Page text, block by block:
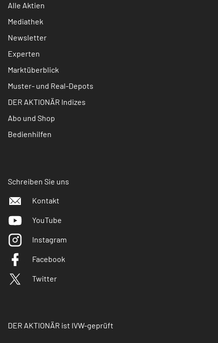
Alle Aktien
Mediathek
Newsletter
Experten
Marktüberblick
Muster- und Real-Depots
DER AKTIONÄR Indizes
Abo und Shop
Bedienhilfen
Schreiben Sie uns
Kontakt
YouTube
Instagram
Facebook
Twitter
DER AKTIONÄR ist IVW-geprüft